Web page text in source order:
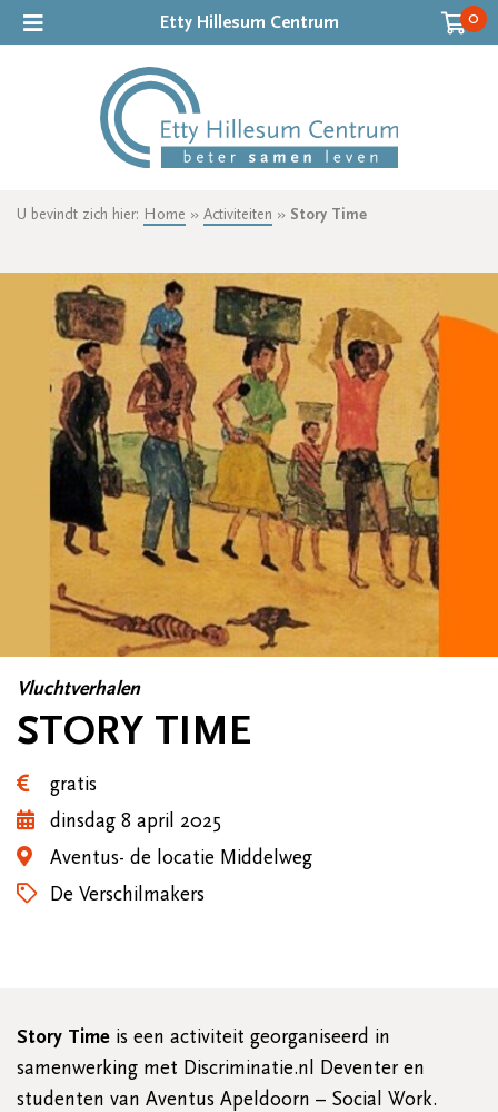
Etty Hillesum Centrum 0
U bevindt zich hier: Home » Activiteiten » Story Time
Vluchtverhalen
STORY TIME
gratis
dinsdag 8 april 2025
Aventus- de locatie Middelweg
De Verschilmakers
Story Time is een activiteit georganiseerd in
samenwerking met Discriminatie.nl Deventer en
studenten van Aventus Apeldoorn – Social Work.